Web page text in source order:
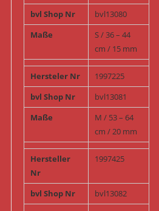
bvl Shop Nr
bvl13080
Maße
S / 36 – 44
cm / 15 mm
Hersteler Nr
1997225
bvl Shop Nr
bvl13081
Maße
M / 53 – 64
cm / 20 mm
Hersteller
Nr
1997425
bvl Shop Nr
bvl13082